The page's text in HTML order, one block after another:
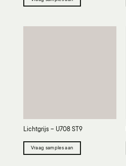
Lichtgrijs – U708 ST9
Vraag samples aan